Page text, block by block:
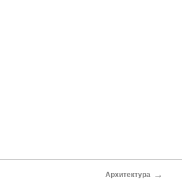
Архитектура →